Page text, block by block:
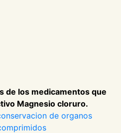
de los medicamentos que
Magnesio cloruro.
de organos